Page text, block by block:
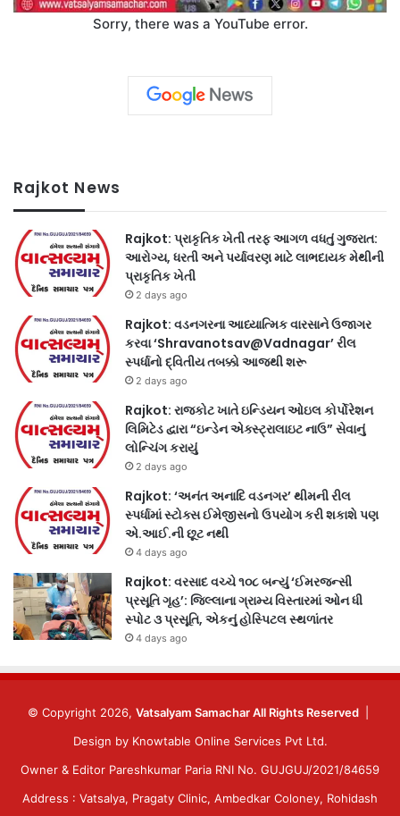
Sorry, there was a YouTube error.
Rajkot News
Rajkot: પ્રાકૃતિક ખેતી તરફ આગળ વધતું ગુજરાત:
આરોગ્ય, ધરતી અને પર્યાવરણ માટે લાભદાયક મેથીની
પ્રાકૃતિક ખેતી
2 days ago
Rajkot: વડનગરના આધ્યાત્મિક વારસાને ઉજાગર
કરવા ‘Shravanotsav@Vadnagar’ રીલ
સ્પર્ધાનો દ્વિતીય તબક્કો આજથી શરૂ
2 days ago
Rajkot: રાજકોટ ખાતે ઇન્ડિયન ઓઇલ કોર્પોરેશન
લિમિટેડ દ્વારા “ઇન્ડેન એક્સ્ટ્રાલાઇટ નાઉ” સેવાનું
લોન્ચિંગ કરાયું
2 days ago
Rajkot: ‘અનંત અનાદિ વડનગર’ થીમની રીલ
સ્પર્ધામાં સ્ટોક્સ ઈમેજીસનો ઉપયોગ કરી શકાશે પણ
એ.આઈ.ની છૂટ નથી
4 days ago
Rajkot: વરસાદ વચ્ચે ૧૦૮ બન્યું ‘ઈમરજન્સી
પ્રસૂતિ ગૃહ’: જિલ્લાના ગ્રામ્ય વિસ્તારમાં ઓન ધી
સ્પોટ ૩ પ્રસૂતિ, એકનું હોસ્પિટલ સ્થળાંતર
4 days ago
© Copyright 2026, Vatsalyam Samachar All Rights Reserved
Design by Knowtable Online Services Pvt Ltd.
Owner & Editor Pareshkumar Paria RNI No. GUJGUJ/2021/84659
Address : Vatsalya, Pragaty Clinic, Ambedkar Coloney, Rohidash